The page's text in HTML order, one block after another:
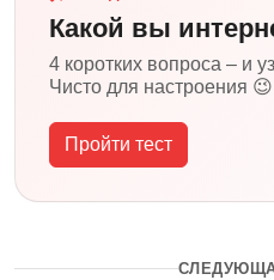
Какой вы
4 коротких вопроса – и
Чисто для настроения 😉
Пройти тест